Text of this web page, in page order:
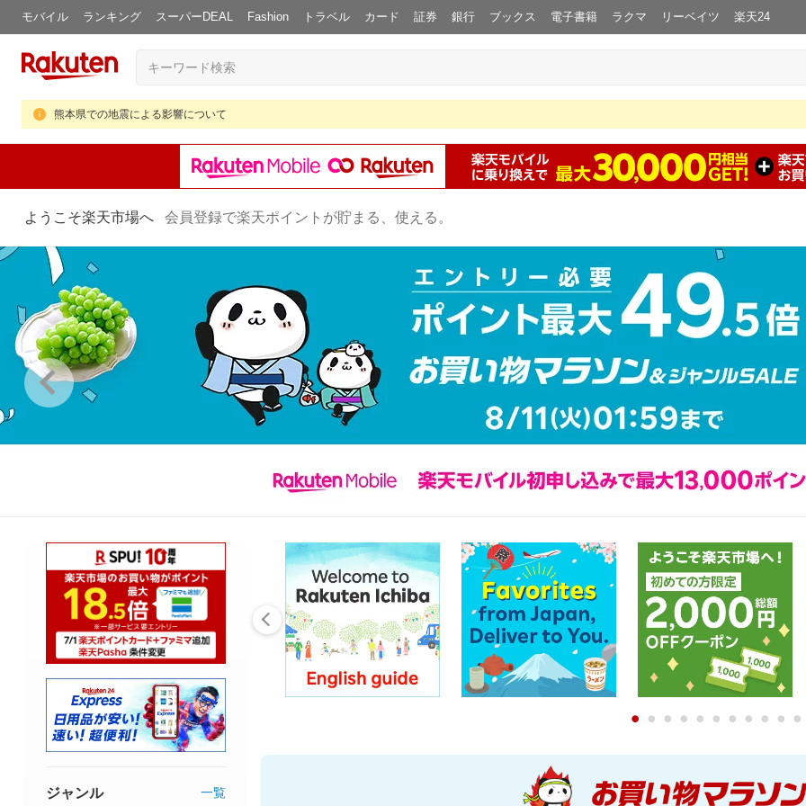
モバイル ランキング スーパーDEAL Fashion トラベル カード 証券 銀行 ブックス 電子書籍 ラクマ リーベイツ 楽天24
熊本県での地震による影響について
ようこそ楽天市場へ 会員登録で楽天ポイントが貯まる、使える。
0 1 2 3 4 5 6 7 8 9
ジャンル 一覧